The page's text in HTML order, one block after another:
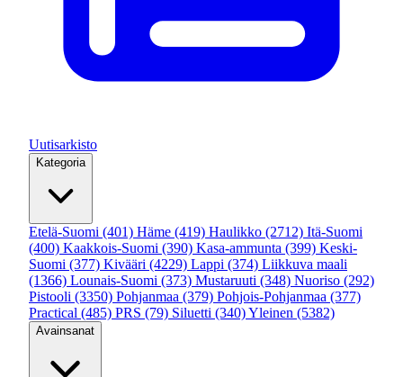
Uutisarkisto
Kategoria
Etelä-Suomi (401) Häme (419) Haulikko (2712) Itä-Suomi
(400) Kaakkois-Suomi (390) Kasa-ammunta (399) Keski-
Suomi (377) Kivääri (4229) Lappi (374) Liikkuva maali
(1366) Lounais-Suomi (373) Mustaruuti (348) Nuoriso (292)
Pistooli (3350) Pohjanmaa (379) Pohjois-Pohjanmaa (377)
Practical (485) PRS (79) Siluetti (340)Yleinen (5382)
Avainsanat